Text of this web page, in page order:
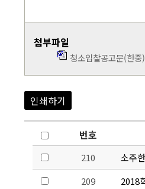
첨부파일
청소입찰공고문(한
인쇄하기
번호
210 소주
209
2018